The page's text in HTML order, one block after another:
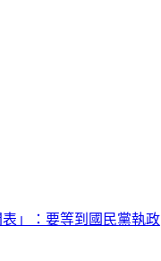
」：要等到國民黨執政